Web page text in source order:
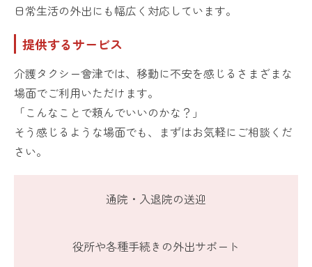
日常生活の外出にも幅広く対応しています。
提供するサービス
介護タクシー會津では、移動に不安を感じるさまざまな
場面でご利用いただけます。
「こんなことで頼んでいいのかな？」
そう感じるような場面でも、まずはお気軽にご相談くだ
さい。
通院・入退院の送迎
役所や各種手続きの外出サポート